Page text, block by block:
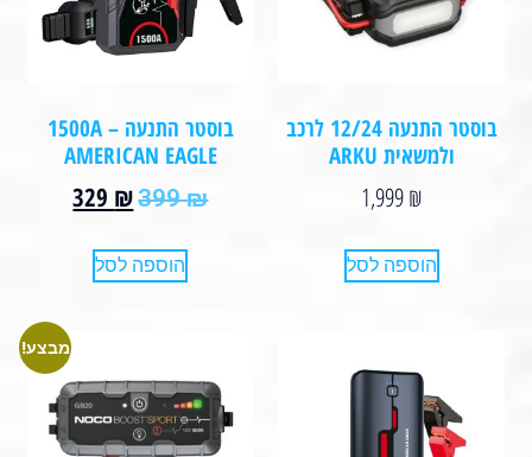
בוסטר התנעה 12/24 לרכב
ולמשאית ARKU
1,999₪
הוספה לסל
בוסטר התנעה 1500A –
AMERICAN EAGLE
399₪
329 ₪
הוספה לסל
מבצע!